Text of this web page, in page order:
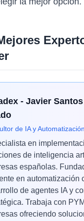
- Javier Santos
de IA y Automatización
en
de inteligencia
españolas.
en automatización
de agentes IA y
Trabaja con
ofreciendo